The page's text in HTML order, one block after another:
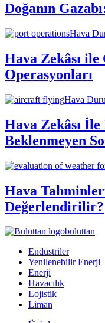
Doğanın
Hava
Hava Zekâsı
Operasyonları
Hava
Hava Zekâsı İle
Beklenmeyen
Hava
Değerlendirilir?
buluttan
Endüstriler
Yenilenebilir Enerji
Enerji
Havacılık
Lojistik
Liman